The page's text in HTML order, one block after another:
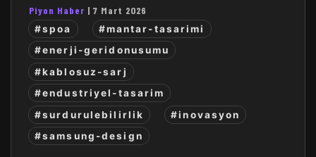
Piyon Haber | 7 Mart 2026
#spoa
#mantar-tasarimi
#enerji-geridonusumu
#kablosuz-sarj
#endustriyel-tasarim
#surdurulebilirlik
#inovasyon
#samsung-design